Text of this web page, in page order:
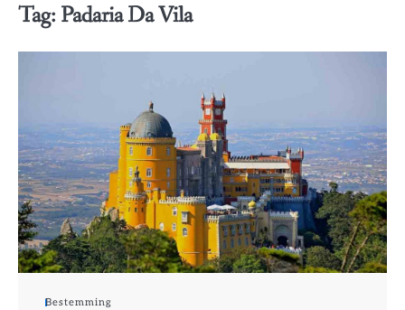
Tag: Padaria Da Vila
Bestemming